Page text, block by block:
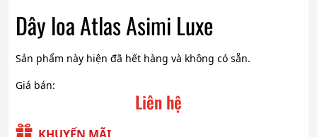
Dây loa Atlas Asimi Luxe
Sản phẩm này hiện đã hết hàng và không có sẵn.
Giá bán:
Liên hệ